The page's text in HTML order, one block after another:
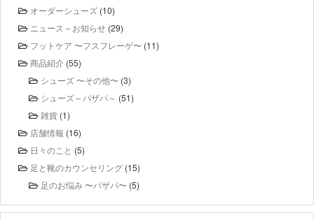
オーダーシューズ (10)
ニュース～お知らせ (29)
フットケア 〜フスフレーゲ〜 (11)
商品紹介 (55)
シューズ 〜その他〜 (3)
シューズ～パザパ～ (51)
雑貨 (1)
店舗情報 (16)
日々のこと (5)
足と靴のカウンセリング (15)
足のお悩み 〜パザパ〜 (5)